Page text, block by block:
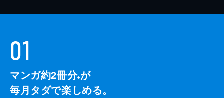
01
マンガ約2冊分※が
毎月タダで楽しめる。